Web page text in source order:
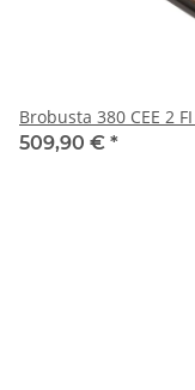
Brobusta 380 CEE 2
509,90 € *